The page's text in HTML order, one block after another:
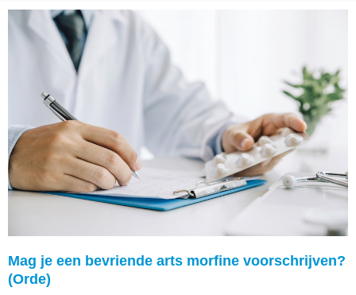
Mag je een bevriende arts morfine voorschrijven?
(Orde)